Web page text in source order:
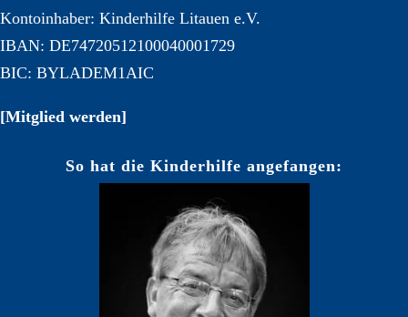
Kontoinhaber: Kinderhilfe Litauen e.V.
IBAN: DE74720512100040001729
BIC: BYLADEM1AIC
[Mitglied werden]
So hat die Kinderhilfe angefangen: